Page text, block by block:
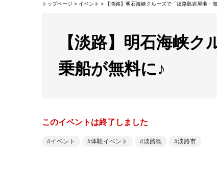
トップページ > イベント > 【淡路】明石海峡クルーズで「淡路島岩屋港・
【淡路】明石海峡
乗船が無料に♪
このイベントは終了しました
イベント 体験イベント 淡路島 淡路市